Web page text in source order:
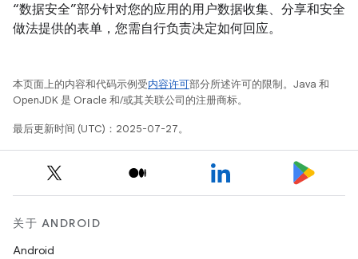
“数据安全”部分针对您的应用的用户数据收集、分享和安全
做法提供的表单，您需自行负责决定如何回应。
本页面上的内容和代码示例受内容许可部分所述许可的限制。Java 和
OpenJDK 是 Oracle 和/或其关联公司的注册商标。
最后更新时间 (UTC)：2025-07-27。
关于 ANDROID
Android